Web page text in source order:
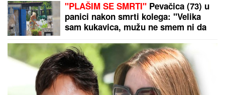
Dmitrijev: Merc je sledeći!